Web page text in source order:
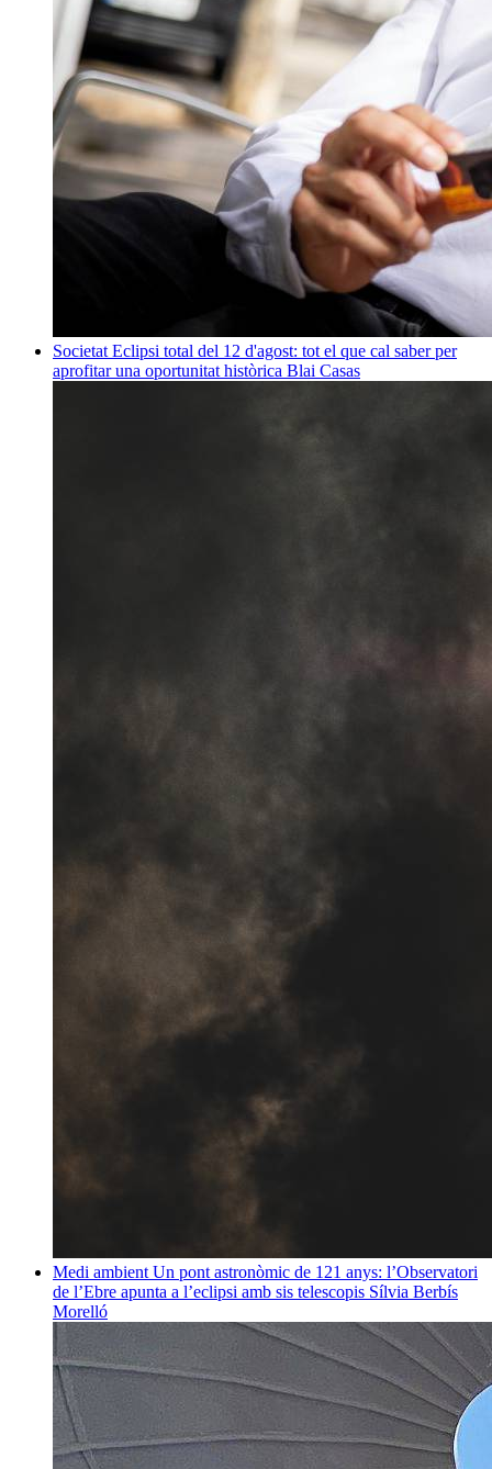
Societat Eclipsi total del 12 d'agost: tot el que cal saber per
aprofitar una oportunitat històrica Blai Casas
Medi ambient Un pont astronòmic de 121 anys: l’Observatori
de l’Ebre apunta a l’eclipsi amb sis telescopis Sílvia Berbís
Morelló